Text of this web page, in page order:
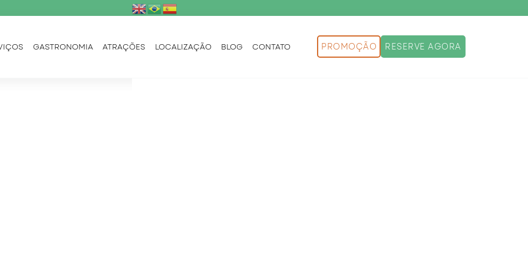
GASTRONOMIA ATRAÇÕES LOCALIZAÇÃO BLOG CONTATO PROMOÇÃO RESERVE AGORA